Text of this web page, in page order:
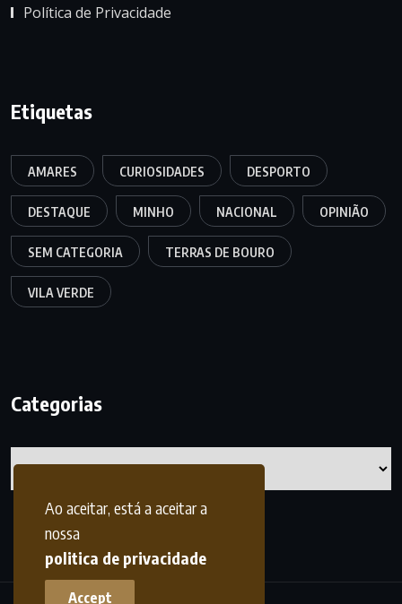
Ao aceitar, está a aceitar a
nossa
politica de privacidade
Accept
Política de Privacidade
Etiquetas
AMARES CURIOSIDADES DESPORTO
DESTAQUE MINHO NACIONAL OPINIÃO
SEM CATEGORIA TERRAS DE BOURO
VILA VERDE
Categorias